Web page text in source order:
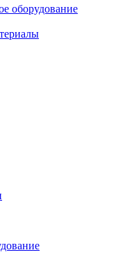
оборудование